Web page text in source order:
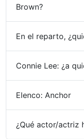
Brown?
En el reparto,
Connie Lee: ¿a
Elenco: Anchor
¿Qué actor/actriz